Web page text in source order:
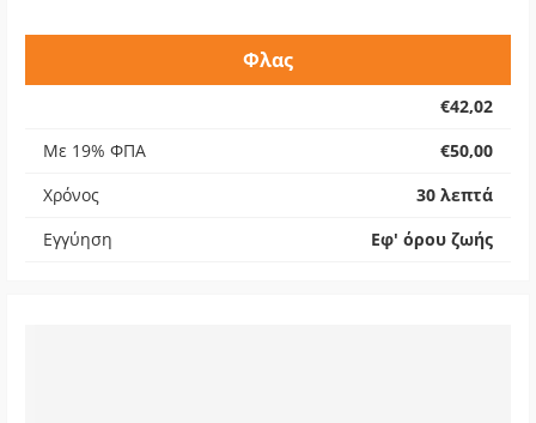
Φλας
€42,02
Με 19% ΦΠΑ
€50,00
Χρόνος
30 λεπτά
Εγγύηση
Εφ' όρου ζωής